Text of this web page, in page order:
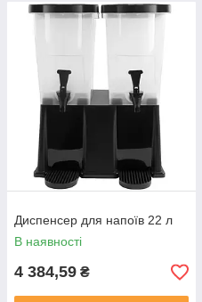
Диспенсер для напоїв 22 л
В наявності
4 384,59 ₴